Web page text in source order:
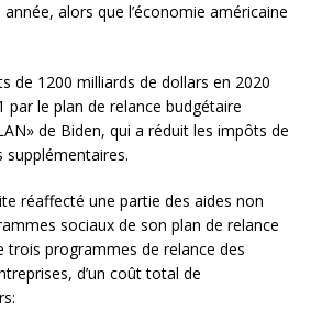
alors que l’économie américaine
de 1200 milliards de dollars en 2020
par le plan de relance budgétaire
de Biden, qui a réduit les impôts de
supplémentaires.
réaffecté une partie des aides non
sociaux de son plan de relance
trois programmes de relance des
d’un coût total de